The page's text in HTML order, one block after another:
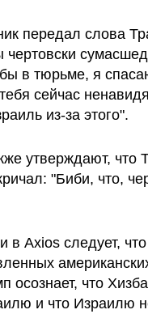
передал слова
чертовски
в тюрьме, я
сейчас
из-за этого".
утверждают, что
"Биби, что,
в Axios следует,
осознает, что
и что Израилю